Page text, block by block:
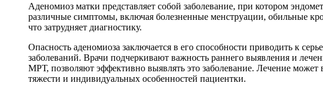
Аденомиоз матки представляет собой заболевание, при котором
различные симптомы, включая болезненные менструации, обильные
что затрудняет диагностику.
Опасность аденомиоза заключается в его способности приводить к
заболеваний. Врачи подчеркивают важность раннего выявления и
МРТ, позволяют эффективно выявлять это заболевание. Лечение может
тяжести и индивидуальных особенностей пациентки.